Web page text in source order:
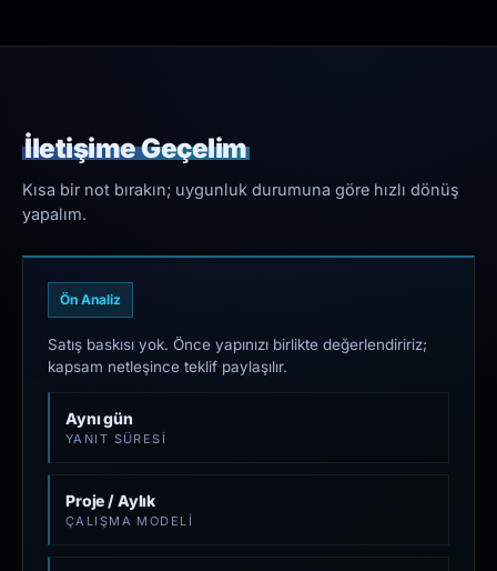
İletişime Geçelim
Kısa bir not bırakın; uygunluk durumuna göre hızlı dönüş
yapalım.
Ön Analiz
Satış baskısı yok. Önce yapınızı birlikte değerlendiririz;
kapsam netleşince teklif paylaşılır.
Aynı gün
YANIT SÜRESI
Proje / Aylık
ÇALIŞMA MODELI